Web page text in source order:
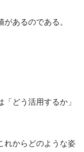
あるのである。
どう活用するか」
れからどのような姿